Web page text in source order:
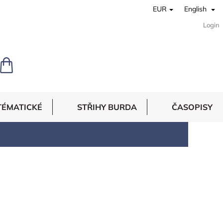
EUR English
Login
SHOPPING
CART
STŘIHY BURDA ČASOPISY